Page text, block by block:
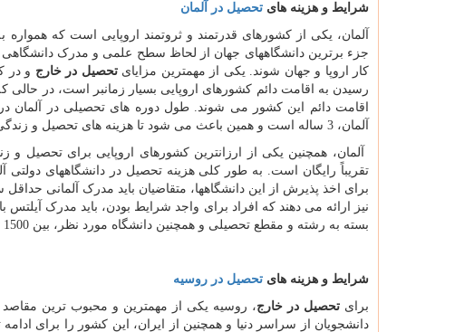
شرایط و هزینه های تحصیل در آلمان
آلمان، یکی از کشورهای قدرتمند و ثروتمند اروپایی است که
جزء برترین دانشگاههای جهان از لحاظ سطح علمی و مدرک دانشگاهی
کار اروپا و جهان شوند. یکی از مهمترین مزایایتحصیل در خارج و در
اقامت دائم این کشور می شوند. طول دوره های تحصیلی در آلمان
آلمان، 3 ساله است و همین باعث می شود تا هزینه های تحصیل و زندگی در آلمان، در دراز مدت، کاهش یابد.
آلمان، همچنین یکی از ارزانترین کشورهای اروپایی برای تحصیل
برای اخذ پذیرش از این دانشگاهها، متقاضیان باید مدرک آلمانی
بسته به رشته و مقطع تحصیلی و همچنین دانشگاه مورد نظر، بین 1500 تا 20 هزار یورو در سال متغیر است.
شرایط و هزینه های تحصیل در روسیه
برایتحصیل در خارج، روسیه یکی از مهمترین و محبوب ترین
دانشجویان از سراسر دنیا و همچنین از ایران، این کشور را برای